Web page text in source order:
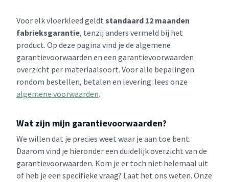
Voor elk vloerkleed geldt standaard 12 maanden
fabrieksgarantie, tenzij anders vermeld bij het
product. Op deze pagina vind je de algemene
garantievoorwaarden en een garantievoorwaarden
overzicht per materiaalsoort. Voor alle bepalingen
rondom bestellen, betalen en levering: lees onze
algemene voorwaarden.
Wat zijn mijn garantievoorwaarden?
We willen dat je precies weet waar je aan toe bent.
Daarom vind je hieronder een duidelijk overzicht van de
garantievoorwaarden. Kom je er toch niet helemaal uit
of heb je een specifieke vraag? Laat het ons weten. Onze